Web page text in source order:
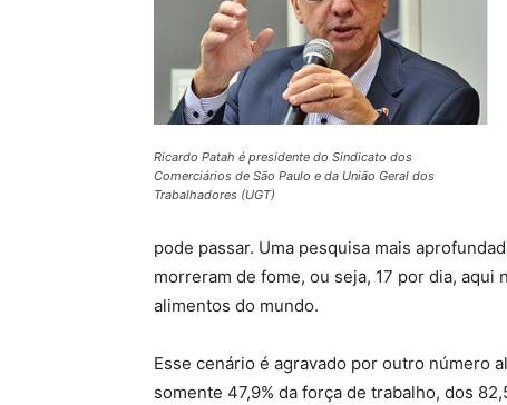
Ricardo Patah é presidente do Sindicato dos
Comerciários de São Paulo e da União Geral dos
Trabalhadores (UGT)
pode passar. Uma pesquisa mais
morreram de fome, ou seja, 17 por dia,
alimentos do mundo.
Esse cenário é agravado por outro número
somente 47,9% da força de trabalho, dos